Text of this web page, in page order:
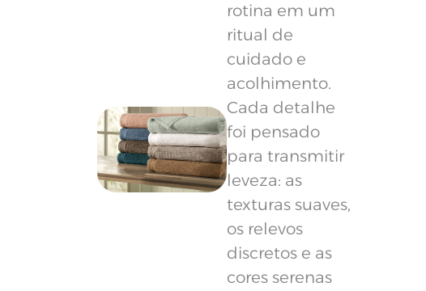
rotina em um
ritual de
cuidado e
acolhimento.
Cada detalhe
foi pensado
para transmitir
leveza: as
texturas suaves,
os relevos
discretos e as
cores serenas